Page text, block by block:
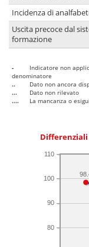
Incidenza di
Uscita precoce dal
formazione
-
Indicatore non
denominatore
..
Dato non ancora
...
Dato non rilevato
....
La mancanza o
80
90
100
110